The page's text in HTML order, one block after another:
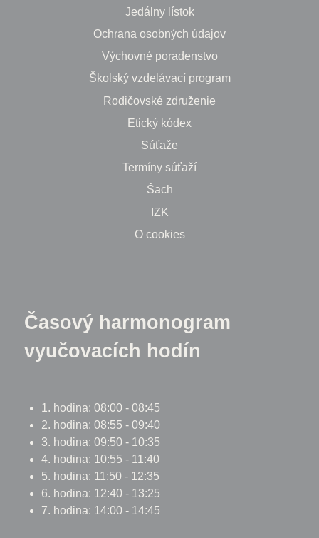
Jedálny lístok
Ochrana osobných údajov
Výchovné poradenstvo
Školský vzdelávací program
Rodičovské združenie
Etický kódex
Súťaže
Termíny súťaží
Šach
IZK
O cookies
Časový harmonogram
vyučovacích hodín
1. hodina: 08:00 - 08:45
2. hodina: 08:55 - 09:40
3. hodina: 09:50 - 10:35
4. hodina: 10:55 - 11:40
5. hodina: 11:50 - 12:35
6. hodina: 12:40 - 13:25
7. hodina: 14:00 - 14:45